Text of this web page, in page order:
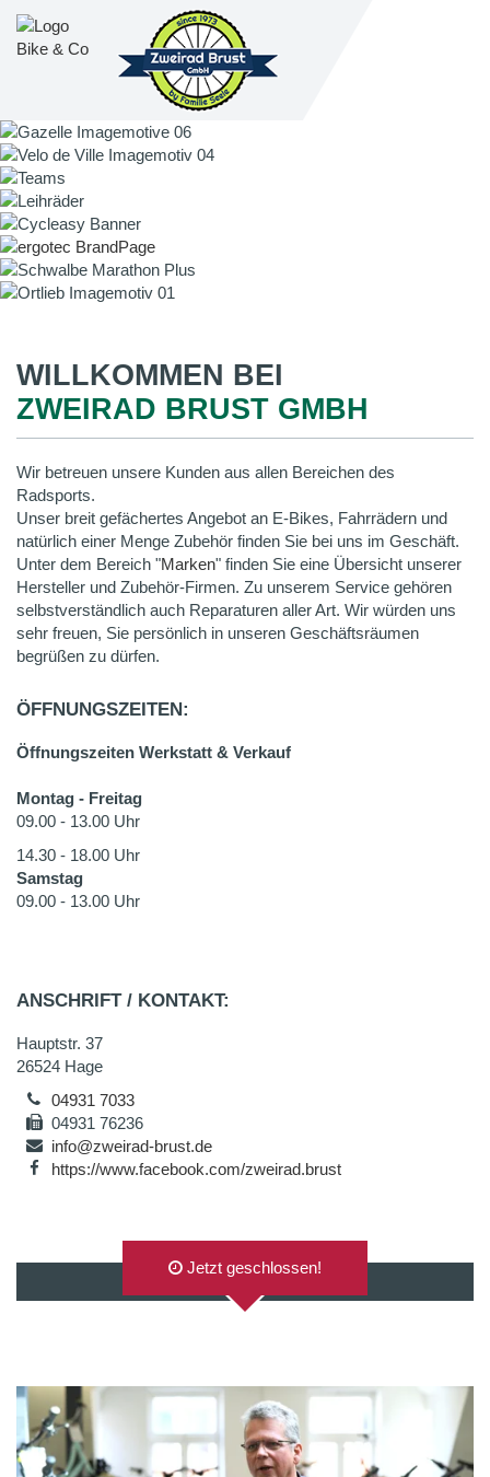
WILLKOMMEN BEI
ZWEIRAD BRUST GMBH
Wir betreuen unsere Kunden aus allen Bereichen des
Radsports.
Unser breit gefächertes Angebot an E-Bikes, Fahrrädern und
natürlich einer Menge Zubehör finden Sie bei uns im Geschäft.
Unter dem Bereich "Marken" finden Sie eine Übersicht unserer
Hersteller und Zubehör-Firmen. Zu unserem Service gehören
selbstverständlich auch Reparaturen aller Art. Wir würden uns
sehr freuen, Sie persönlich in unseren Geschäftsräumen
begrüßen zu dürfen.
ÖFFNUNGSZEITEN:
Öffnungszeiten Werkstatt & Verkauf
Montag - Freitag
09.00 - 13.00 Uhr
14.30 - 18.00 Uhr
Samstag
09.00 - 13.00 Uhr
ANSCHRIFT / KONTAKT:
Hauptstr. 37
26524 Hage
04931 7033
04931 76236
info@zweirad-brust.de
https://www.facebook.com/zweirad.brust
AUF GOOGLEMAPS ANZEIGEN
Jetzt geschlossen!